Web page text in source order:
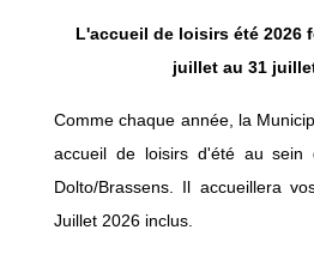
L'accueil de loisirs été 2026
juillet au 31
Comme chaque année, la
accueil de loisirs d'été au sein
Dolto/Brassens. Il accueillera
Juillet 2026 inclus.